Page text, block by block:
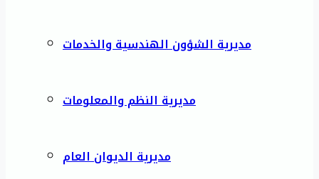
مديرية الشؤون الهندسية والخدمات
مديرية النظم والمعلومات
مديرية الديوان العام